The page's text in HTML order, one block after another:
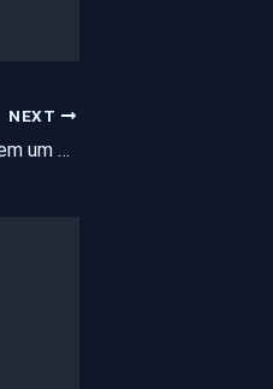
NEXT
Pentecoste: Pedro Igor tem um sonho e conta com a sua ajuda para realizar